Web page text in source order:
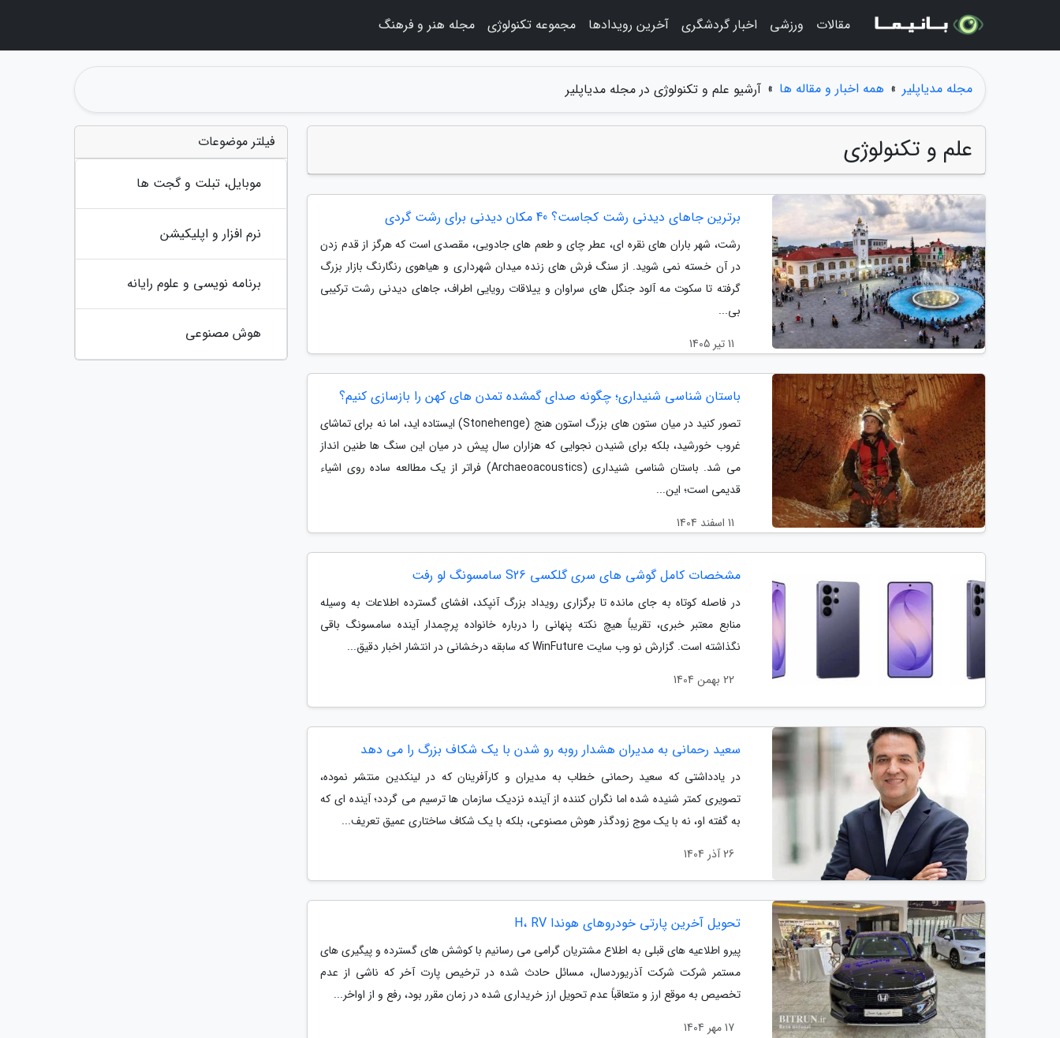
مجله مدیاپلیر » همه اخبار و مقاله ها » آرشیو علم و تکنولوژی در مجله مدیاپلیر
علم و تکنولوژی
برترین جاهای دیدنی رشت کجاست؟ 40 مکان دیدنی برای رشت گردی
رشت، شهر باران های نقره ای، عطر چای و طعم های جادویی، مقصدی است که هرگز از قدم زدن
در آن خسته نمی شوید. از سنگ فرش های زنده میدان شهرداری و هیاهوی رنگارنگ بازار بزرگ
گرفته تا سکوت مه آلود جنگل های سراوان و ییلاقات رویایی اطراف، جاهای دیدنی رشت ترکیبی
بی...
11 تیر 1405
باستان شناسی شنیداری؛ چگونه صدای گمشده تمدن های کهن را بازسازی کنیم؟
تصور کنید در میان ستون های بزرگ استون هنج (Stonehenge) ایستاده اید، اما نه برای تماشای
غروب خورشید، بلکه برای شنیدن نجوایی که هزاران سال پیش در میان این سنگ ها طنین انداز
می شد. باستان شناسی شنیداری (Archaeoacoustics) فراتر از یک مطالعه ساده روی اشیاء
قدیمی است؛ این...
11 اسفند 1404
مشخصات کامل گوشی های سری گلکسی S26 سامسونگ لو رفت
در فاصله کوتاه به جای مانده تا برگزاری رویداد بزرگ آنپکد، افشای گسترده اطلاعات به وسیله
منابع معتبر خبری، تقریباً هیچ نکته پنهانی را درباره خانواده پرچمدار آینده سامسونگ باقی
نگذاشته است. گزارش نو وب سایت WinFuture که سابقه درخشانی در انتشار اخبار دقیق...
22 بهمن 1404
سعید رحمانی به مدیران هشدار روبه رو شدن با یک شکاف بزرگ را می دهد
در یادداشتی که سعید رحمانی خطاب به مدیران و کارآفرینان که در لینکدین منتشر نموده،
تصویری کمتر شنیده شده اما نگران کننده از آینده نزدیک سازمان ها ترسیم می گردد؛ آینده ای که
به گفته او، نه با یک موج زودگذر هوش مصنوعی، بلکه با یک شکاف ساختاری عمیق تعریف...
26 آذر 1404
تحویل آخرین پارتی خودروهای هوندا H، RV
پیرو اطلاعیه های قبلی به اطلاع مشتریان گرامی می رسانیم با کوشش های گسترده و پیگیری های
مستمر شرکت شرکت آذریوردسال، مسائل حادث شده در ترخیص پارت آخر که ناشی از عدم
تخصیص به موقع ارز و متعاقباً عدم تحویل ارز خریداری شده در زمان مقرر بود، رفع و از اواخر...
17 مهر 1404
فیلتر موضوعات
موبایل، تبلت و گجت ها
نرم افزار و اپلیکیشن
برنامه نویسی و علوم رایانه
هوش مصنوعی
مقالات ورزشی اخبار گردشگری آخرین رویدادها مجموعه تکنولوژی مجله هنر و فرهنگ